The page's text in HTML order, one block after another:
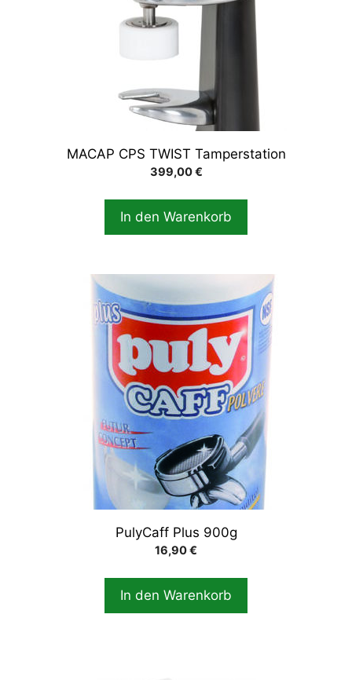
MACAP CPS TWIST Tamperstation
399,00€
In den Warenkorb
PulyCaff Plus 900g
16,90€
In den Warenkorb